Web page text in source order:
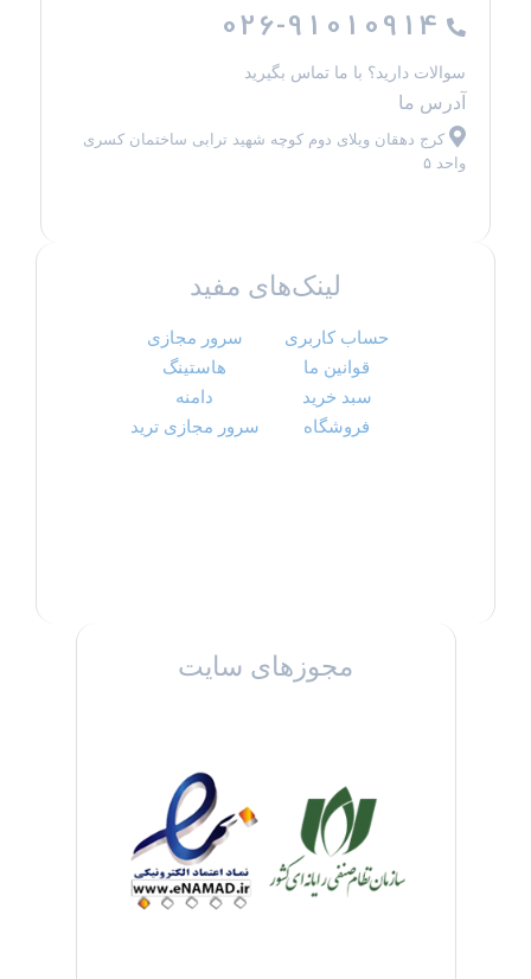
026-91010914
سوالات دارید؟ با ما تماس بگیرید
آدرس ما
کرج دهقان ویلای دوم کوچه شهید ترابی ساختمان کسری
واحد ۵
لینک‌های مفید
حساب کاربری
قوانین ما
سبد خرید
فروشگاه
سرور مجازی
هاستینگ
دامنه
سرور مجازی ترید
مجوزهای سایت